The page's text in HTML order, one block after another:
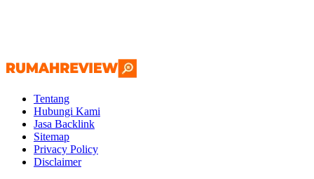
Tentang
Hubungi Kami
Jasa Backlink
Sitemap
Privacy Policy
Disclaimer